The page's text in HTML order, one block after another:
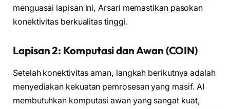
menguasai lapisan ini, Arsari memastikan pasokan
konektivitas berkualitas tinggi.
Lapisan 2: Komputasi dan Awan (COIN)
Setelah konektivitas aman, langkah berikutnya adalah
menyediakan kekuatan pemrosesan yang masif. AI
membutuhkan komputasi awan yang sangat kuat,